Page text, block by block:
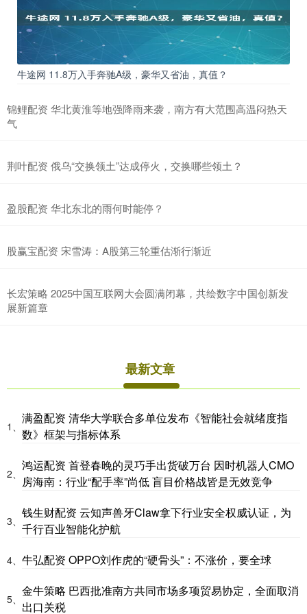
牛途网 11.8万入手奔驰A级，豪华又省油，真值？
锦鲤配资 华北黄淮等地强降雨来袭，南方有大范围高温闷热天
气
荆叶配资 俄乌“交换领土”达成停火，交换哪些领土？
盈股配资 华北东北的雨何时能停？
股赢宝配资 宋雪涛：A股第三轮重估渐行渐近
长宏策略 2025中国互联网大会圆满闭幕，共绘数字中国创新发
展新篇章
最新文章
1、
满盈配资 清华大学联合多单位发布《智能社会就绪度指
数》框架与指标体系
2、
鸿运配资 首登春晚的灵巧手出货破万台 因时机器人CMO
房海南：行业“配手率”尚低 盲目价格战皆是无效竞争
3、
钱生财配资 云知声兽牙Claw拿下行业安全权威认证，为
千行百业智能化护航
4、 牛弘配资 OPPO刘作虎的“硬骨头”：不涨价，要全球
5、
金牛策略 巴西批准南方共同市场多项贸易协定，全面取消
出口关税